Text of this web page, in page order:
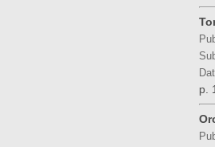
p.